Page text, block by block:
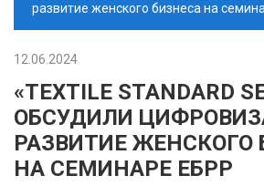
развитие женского бизнеса на
12.06.2024
«TEXTILE STANDARD
ОБСУДИЛИ
РАЗВИТИЕ ЖЕНСКОГО
НА СЕМИНАРЕ ЕБРР